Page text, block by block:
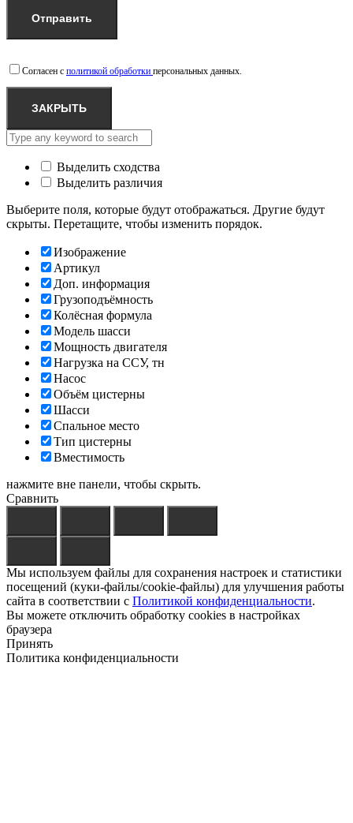
Согласен с политикой обработки персональных данных.
ЗАКРЫТЬ
Выделить сходства
Выделить различия
Выберите поля, которые будут отображаться. Другие будут
скрыты. Перетащите, чтобы изменить порядок.
Изображение
Артикул
Доп. информация
Грузоподъёмность
Колёсная формула
Модель шасси
Мощность двигателя
Нагрузка на ССУ, тн
Насос
Объём цистерны
Шасси
Спальное место
Тип цистерны
Вместимость
нажмите вне панели, чтобы скрыть.
Сравнить
Мы используем файлы для сохранения настроек и статистики
посещений (куки-файлы/cookie-файлы) для улучшения работы
сайта в соответствии с Политикой конфиденциальности.
Вы можете отключить обработку cookies в настройках
браузера
Принять
Политика конфиденциальности